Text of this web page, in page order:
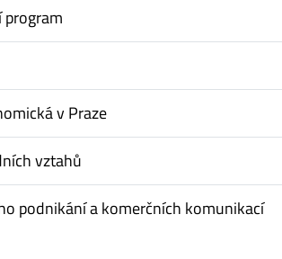
v Praze
vztahů
podnikání a komerčních komunikací